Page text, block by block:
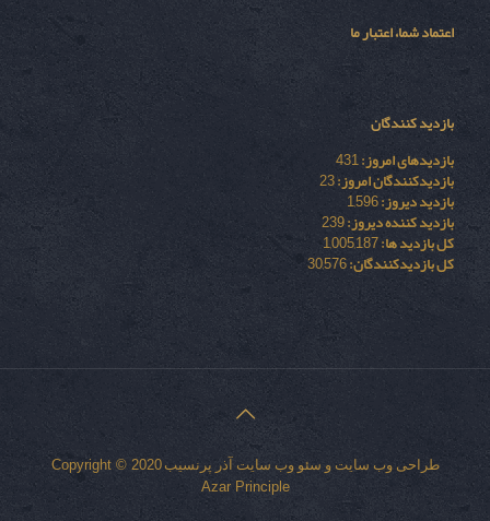
اعتماد شما، اعتبار ما
بازدید کنندگان
بازدیدهای امروز:431
بازدیدکنندگان امروز:23
بازدید دیروز:1,596
بازدید کننده دیروز:239
کل بازدید ها:1,005,187
کل بازدیدکنند‌گان:30,576
طراحی وب سایت و سئو وب سایت آذر پرنسیب Copyright © 2020
Azar Principle